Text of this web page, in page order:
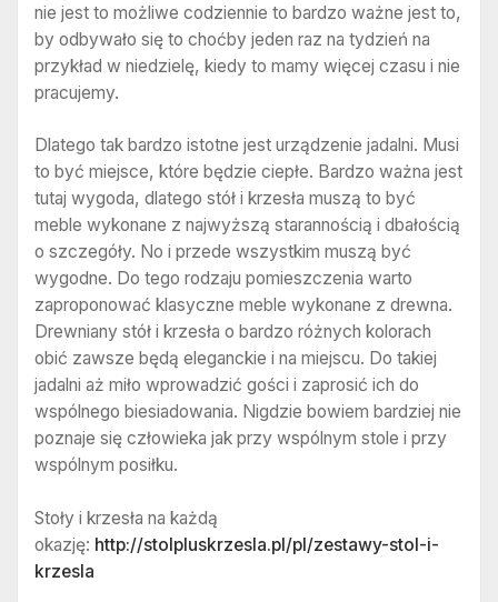
nie jest to możliwe codziennie to bardzo ważne jest to,
by odbywało się to choćby jeden raz na tydzień na
przykład w niedzielę, kiedy to mamy więcej czasu i nie
pracujemy.
Dlatego tak bardzo istotne jest urządzenie jadalni. Musi
to być miejsce, które będzie ciepłe. Bardzo ważna jest
tutaj wygoda, dlatego stół i krzesła muszą to być
meble wykonane z najwyższą starannością i dbałością
o szczegóły. No i przede wszystkim muszą być
wygodne. Do tego rodzaju pomieszczenia warto
zaproponować klasyczne meble wykonane z drewna.
Drewniany stół i krzesła o bardzo różnych kolorach
obić zawsze będą eleganckie i na miejscu. Do takiej
jadalni aż miło wprowadzić gości i zaprosić ich do
wspólnego biesiadowania. Nigdzie bowiem bardziej nie
poznaje się człowieka jak przy wspólnym stole i przy
wspólnym posiłku.
Stoły i krzesła na każdą
okazję: http://stolpluskrzesla.pl/pl/zestawy-stol-i-
krzesla